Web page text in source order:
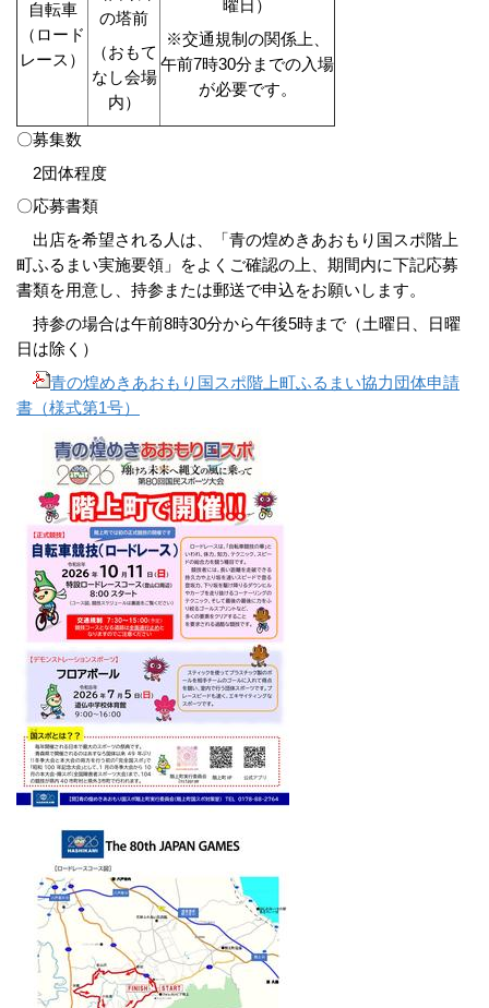
自転車
（ロード
レース）
の塔前
（おもて
なし会場
内）
曜日）
※交通規制の関係上、
午前7時30分までの入場
が必要です。
〇募集数
2団体程度
〇応募書類
出店を希望される人は、「青の煌めきあおもり国スポ階上
町ふるまい実施要領」をよくご確認の上、期間内に下記応募
書類を用意し、持参または郵送で申込をお願いします。
持参の場合は午前8時30分から午後5時まで（土曜日、日曜
日は除く）
青の煌めきあおもり国スポ階上町ふるまい協力団体申請
書（様式第1号）